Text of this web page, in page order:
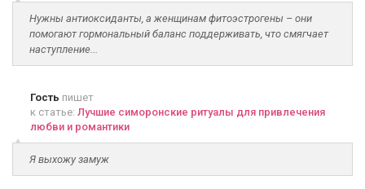
Нужны антиоксиданты, а женщинам фитоэстрогены – они
помогают гормональный баланс поддерживать, что смягчает
наступление...
Гость пишет
к статье: Лучшие симоронские ритуалы для привлечения
любви и романтики
Я выхожу замуж